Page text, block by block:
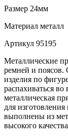
Размер 24мм
Материал металл
Артикул 95195
Металлические
ремней и поясов.
изделия по
распахиваться
металлическая
для
выполнены из
высокого